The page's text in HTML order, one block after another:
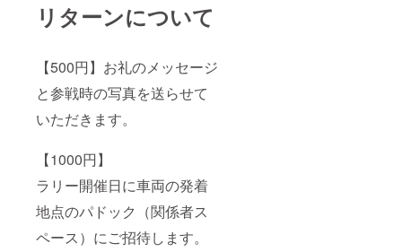
リターンについて
【500円】お礼のメッセージ
と参戦時の写真を送らせて
いただきます。
【1000円】
ラリー開催日に車両の発着
地点のパドック（関係者ス
ペース）にご招待します。